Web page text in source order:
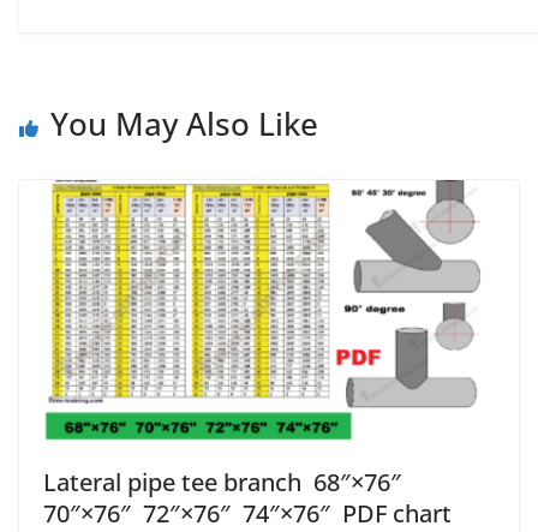
You May Also Like
Lateral pipe tee branch 68″×76″
70″×76″ 72″×76″ 74″×76″ PDF chart